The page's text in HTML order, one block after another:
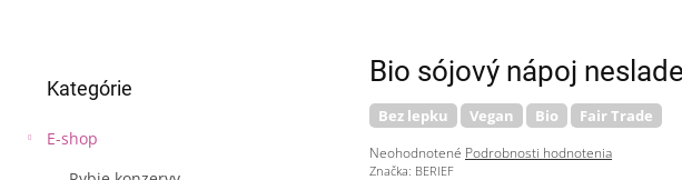
č
ý
kategórie
Kategórie
E-shop
Bio sójový nápoj
Bez lepku Vegan Bio Fair Trade
Priemerné
hodnotenie
Neohodnotené Podrobnosti hodnotenia
Značka: BERIEF